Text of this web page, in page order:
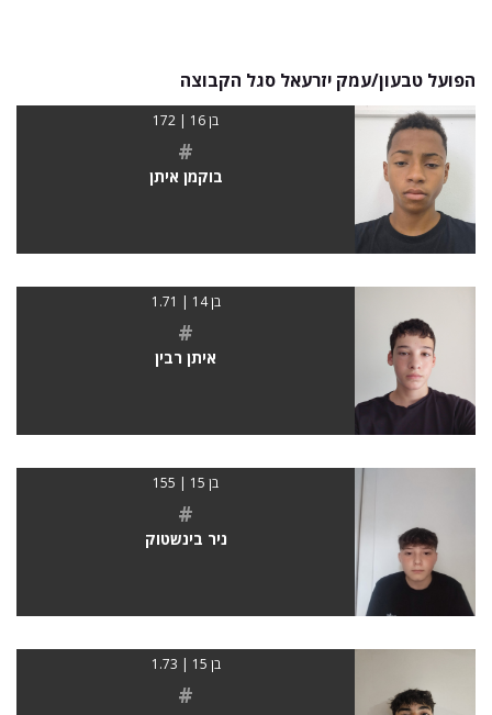
הפועל טבעון/עמק יזרעאל סגל הקבוצה
בן 16 | 172
#
בוקמן איתן
בן 14 | 1.71
#
איתן רבין
בן 15 | 155
#
ניר בינשטוק
בן 15 | 1.73
#